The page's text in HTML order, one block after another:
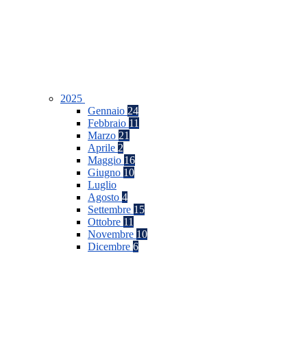
2025
Gennaio 24
Febbraio 11
Marzo 21
Aprile 2
Maggio 16
Giugno 10
Luglio
Agosto 4
Settembre 15
Ottobre 11
Novembre 10
Dicembre 6